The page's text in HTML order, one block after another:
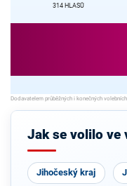
314 HLASŮ
Jak se volilo ve
Jihočeský kraj